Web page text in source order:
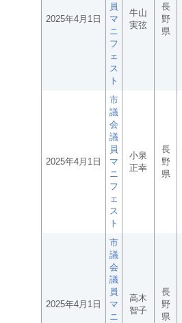
2025年4月1日
員
マ
ニ
フ
ェ
ス
ト
牛山
実弦
長
野
県
2025年4月1日
市
議
会
議
員
マ
ニ
フ
ェ
ス
ト
小泉
正幸
長
野
県
2025年4月1日
市
議
会
議
員
マ
ニ
高木
智子
長
野
県